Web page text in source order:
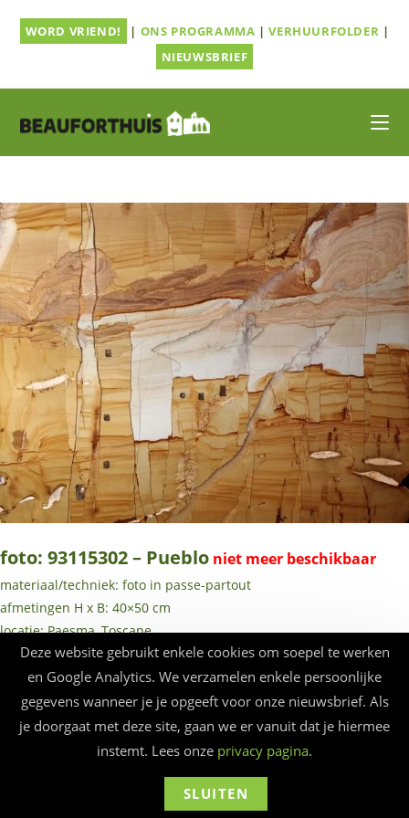
naarWORD VRIEND! | ONS PROGRAMMA |VERHUURFOLDER |
NIEUWSBRIEF
foto: 93115302 – Pueblo
materiaal/techniek: foto in passe-partout
afmetingen H x B: 40×50 cm
locatie: Paesma, Toscane
jaar: 1993
Deze website gebruikt enkele cookies om soepel te werken
en Google Analytics. We verzamelen enkele persoonlijke
gegevens wanneer je je opgeeft voor onze nieuwsbrief. Als
je doorgaat met deze site, gaan we er vanuit dat je hiermee
instemt. Lees onze privacy pagina.
SLUITEN